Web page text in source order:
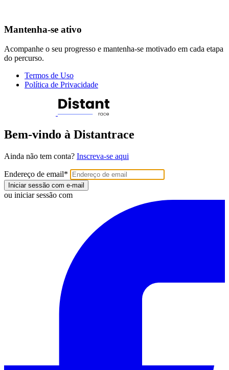
Mantenha-se ativo
Acompanhe o seu progresso e mantenha-se motivado em cada etapa
do percurso.
Termos de Uso
Política de Privacidade
Bem-vindo à Distantrace
Ainda não tem conta? Inscreva-se aqui
Endereço de email*
Iniciar sessão com e-mail
ou iniciar sessão com